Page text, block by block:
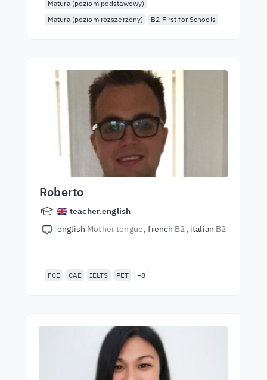
Matura (poziom podstawowy)
Matura (poziom rozszerzony)
B2 First for Schools
Roberto
teacher.english
english Mother tongue french B2 italian B2
FCE CAE IELTS PET +8